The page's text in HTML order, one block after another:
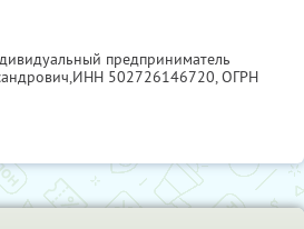
предприниматель
ИНН 502726146720, ОГРН